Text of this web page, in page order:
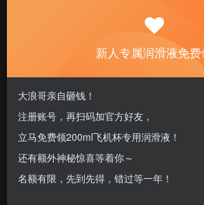
新老司机速来！注册自嗨网+
送200ml润滑液
tamatoys骑乘之臀，作为市面上少
臀模，在设计上非常用心，采用了
大大增加了臀模的体验感和舒适度
新人专属润滑液免费
大浪哥亲自砸钱！
注册账号，再扫码加官方好友，
立马免费领200ml飞机杯专用润滑液！
还有额外神秘惊喜等着你～
名额有限，先到先得，错过等一年！